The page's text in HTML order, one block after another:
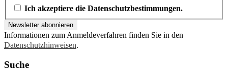
Ich akzeptiere die Datenschutzbestimmungen.
Informationen zum Anmeldeverfahren finden Sie in den
Datenschutzhinweisen.
Suche